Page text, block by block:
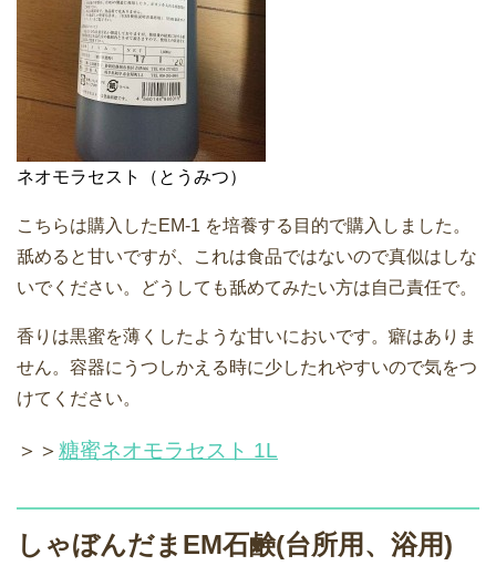
ネオモラセスト（とうみつ）
こちらは購入したEM-1 を培養する目的で購入しました。
舐めると甘いですが、これは食品ではないので真似はしな
いでください。どうしても舐めてみたい方は自己責任で。
香りは黒蜜を薄くしたような甘いにおいです。癖はありま
せん。容器にうつしかえる時に少したれやすいので気をつ
けてください。
＞＞ 糖蜜ネオモラセスト 1L
しゃぼんだまEM石鹸(台所用、浴用)